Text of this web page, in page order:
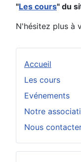
Accueil
Les cours
Evénements
Notre
Nous
"Les cours" du
N'hésitez plus à